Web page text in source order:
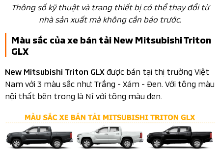
Thông số kỹ thuật và trang thiết bị có thể thay đổi từ
nhà sản xuất mà không cần báo trước.
Màu sắc của xe bán tải New Mitsubishi Triton
GLX
New Mitsubishi Triton GLXđược bán tại thị trường Việt
Nam với 3 màu sắc như: Trắng - Xám - Đen. Với tông màu
nội thất bên trong là Nỉ với tông màu đen.